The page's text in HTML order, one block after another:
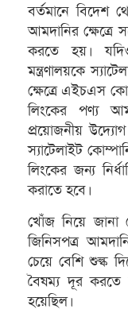
বর্তমানে বিদেশ
আমদানির
করতে হয়।
মন্ত্রণালয়কে
ক্ষেত্রে এইচএস
লিংকের পণ্য
প্রয়োজনীয়
স্যাটেলাইট
লিংকের জন্য
করাতে হবে।
খোঁজ নিয়ে জানা
জিনিসপত্র
চেয়ে বেশি শুল্ক
বৈষম্য দূর করতে
হয়েছিল।